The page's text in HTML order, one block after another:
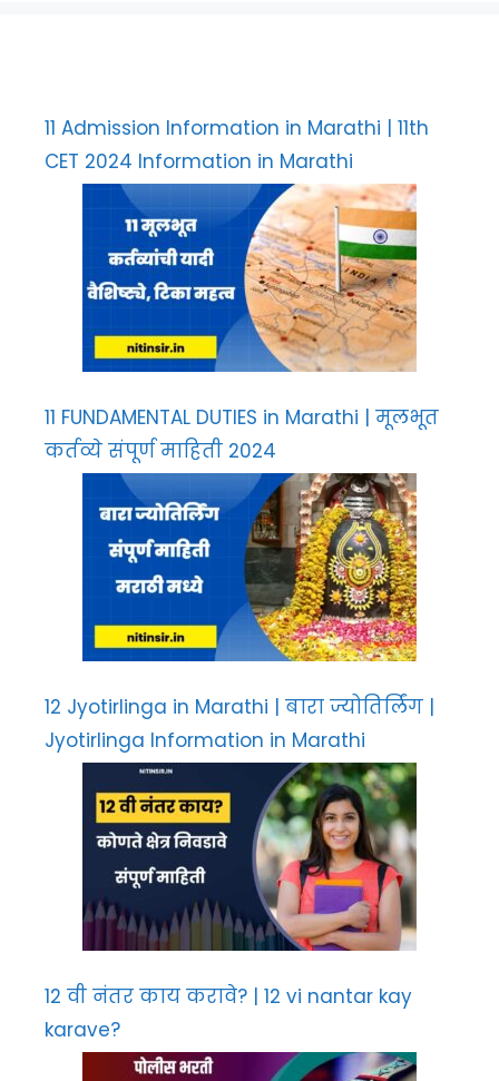
11 Admission Information in Marathi | 11th
CET 2024 Information in Marathi
11 FUNDAMENTAL DUTIES in Marathi | मूलभूत
कर्तव्ये संपूर्ण माहिती 2024
12 Jyotirlinga in Marathi | बारा ज्योतिर्लिंग |
Jyotirlinga Information in Marathi
12 वी नंतर काय करावे? | 12 vi nantar kay
karave?